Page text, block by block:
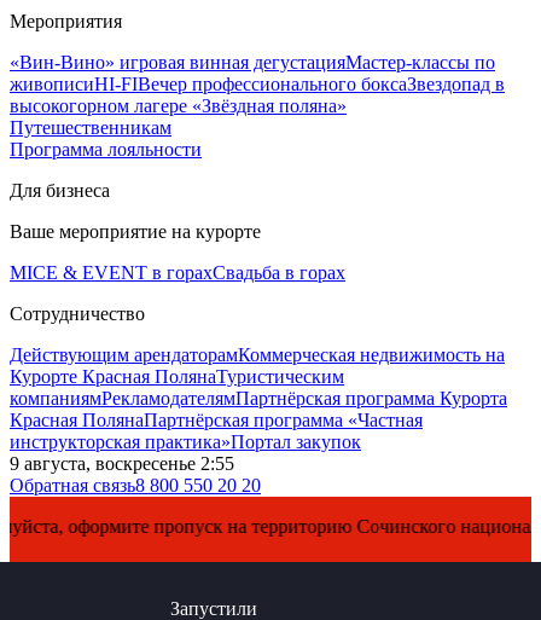
Мероприятия
«Вин-Вино» игровая винная дегустацияМастер-классы по
живописиHI-FIВечер профессионального боксаЗвездопад в
высокогорном лагере «Звёздная поляна»
Путешественникам
Программа лояльности
Для бизнеса
Ваше мероприятие на курорте
MICE & EVENT в горахСвадьба в горах
Сотрудничество
Действующим арендаторамКоммерческая недвижимость на
Курорте Красная ПолянаТуристическим
компаниямРекламодателямПартнёрская программа Курорта
Красная ПолянаПартнёрская программа «Частная
инструкторская практика»Портал закупок
9 августа, воскресенье 2:55
Обратная связь8 800 550 20 20
оформите пропуск на территорию Сочинского
Запустили